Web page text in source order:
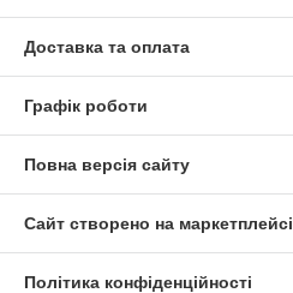
Доставка та оплата
Графік роботи
Повна версія сайту
Сайт створено на маркетплейсі
Політика конфіденційності